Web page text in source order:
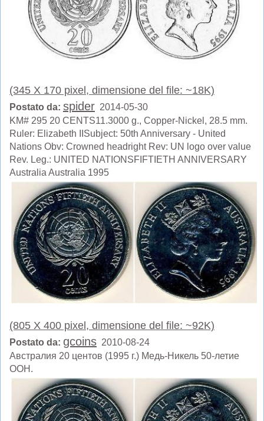
(345 X 170 pixel, dimensione del file: ~18K)
Postato da: spider 2014-05-30
KM# 295 20 CENTS11.3000 g., Copper-Nickel, 28.5 mm.
Ruler: Elizabeth IISubject: 50th Anniversary - United
Nations Obv: Crowned headright Rev: UN logo over value
Rev. Leg.: UNITED NATIONSFIFTIETH ANNIVERSARY
Australia Australia 1995
(805 X 400 pixel, dimensione del file: ~92K)
Postato da: gcoins 2010-08-24
Австралия 20 центов (1995 г.) Медь-Никель 50-летие
ООН.